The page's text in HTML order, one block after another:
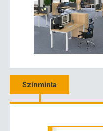
Színminta